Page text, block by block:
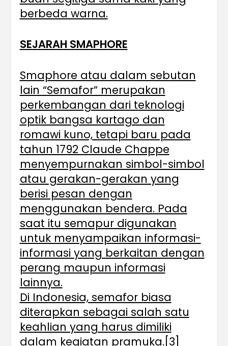
berbeda warna.
SEJARAH SMAPHORE
Smaphore atau dalam sebutan
lain “Semafor” merupakan
perkembangan dari teknologi
optik bangsa kartago dan
romawi kuno, tetapi baru pada
tahun 1792 Claude Chappe
menyempurnakan simbol-simbol
atau gerakan-gerakan yang
berisi pesan dengan
menggunakan bendera. Pada
saat itu semapur digunakan
untuk menyampaikan informasi-
informasi yang berkaitan dengan
perang maupun informasi
lainnya.
Di Indonesia, semafor biasa
diterapkan sebagai salah satu
keahlian yang harus dimiliki
dalam kegiatan pramuka.[3]